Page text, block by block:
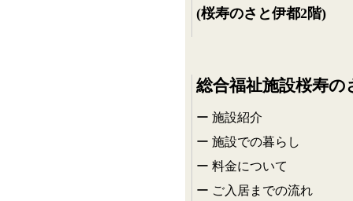
(桜寿のさと伊都2階)
総合福祉施設桜寿の
施設紹介
施設での暮らし
料金について
ご入居までの流れ